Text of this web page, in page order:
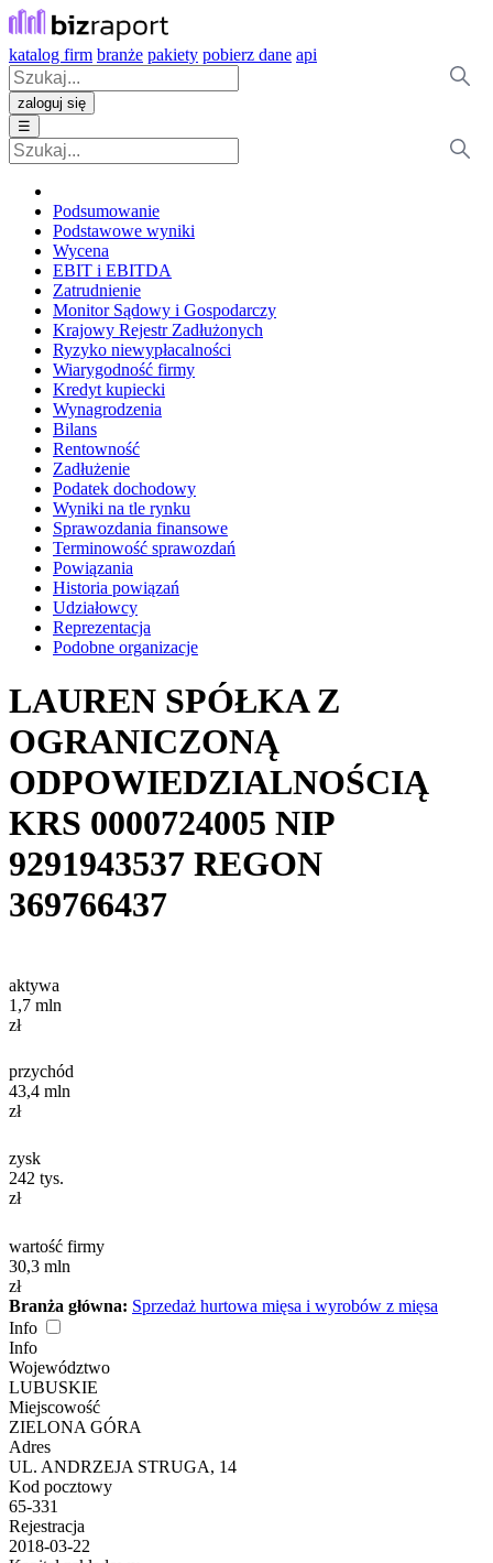
katalog firm branże pakiety pobierz dane api
zaloguj się
☰
Podsumowanie
Podstawowe wyniki
Wycena
EBIT i EBITDA
Zatrudnienie
Monitor Sądowy i Gospodarczy
Krajowy Rejestr Zadłużonych
Ryzyko niewypłacalności
Wiarygodność firmy
Kredyt kupiecki
Wynagrodzenia
Bilans
Rentowność
Zadłużenie
Podatek dochodowy
Wyniki na tle rynku
Sprawozdania finansowe
Terminowość sprawozdań
Powiązania
Historia powiązań
Udziałowcy
Reprezentacja
Podobne organizacje
LAUREN SPÓŁKA Z
OGRANICZONĄ
ODPOWIEDZIALNOŚCIĄ
KRS 0000724005 NIP
9291943537 REGON
369766437
aktywa
1,7 mln
zł
przychód
43,4 mln
zł
zysk
242 tys.
zł
wartość firmy
30,3 mln
zł
Branża główna: Sprzedaż hurtowa mięsa i wyrobów z mięsa
Info
Info
Województwo
LUBUSKIE
Miejscowość
ZIELONA GÓRA
Adres
UL. ANDRZEJA STRUGA, 14
Kod pocztowy
65-331
Rejestracja
2018-03-22